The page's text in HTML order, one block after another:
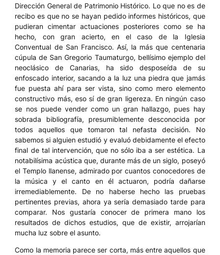
Dirección General de Patrimonio Histórico. Lo que no es de
recibo es que no se hayan pedido informes históricos, que
pudieran cimentar actuaciones posteriores como se ha
hecho, con gran acierto, en el caso de la Iglesia
Conventual de San Francisco. Así, la más que centenaria
cúpula de San Gregorio Taumaturgo, bellísimo ejemplo del
neoclásico de Canarias, ha sido desposeída de su
enfoscado interior, sacando a la luz una piedra que jamás
fue puesta ahí para ser vista, sino como mero elemento
constructivo más, eso sí de gran ligereza. En ningún caso
se nos puede vender como un gran hallazgo, pues hay
sobrada bibliografía, presumiblemente desconocida por
todos aquellos que tomaron tal nefasta decisión. No
sabemos si alguien estudió y evaluó debidamente el efecto
final de tal intervención, que no sólo iba a ser estética. La
notabilísima acústica que, durante más de un siglo, poseyó
el Templo llanense, admirado por cuantos conocedores de
la música y el canto en él actuaron, podría dañarse
irremediablemente. De no haberse hecho las pruebas
pertinentes previas, ahora ya sería demasiado tarde para
comparar. Nos gustaría conocer de primera mano los
resultados de dichos estudios, que de existir, arrojarían
mucha luz sobre el asunto.
Como la memoria parece ser corta, más entre aquellos que